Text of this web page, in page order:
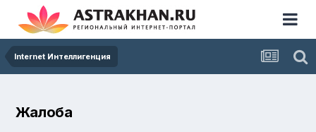
Internet Интеллигенция
Жалоба